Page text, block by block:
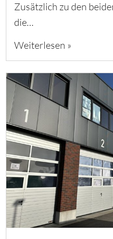
Zusätzlich zu den
die…
Weiterlesen »